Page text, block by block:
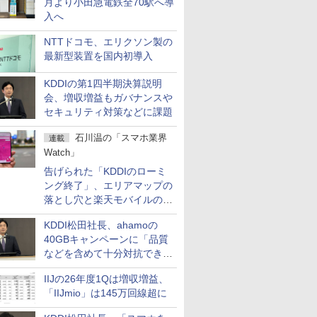
入へ
NTTドコモ、エリクソン製の
最新型装置を国内初導入
KDDIの第1四半期決算説明
会、増収増益もガバナンスや
セキュリティ対策などに課題
連載
石川温の「スマホ業界
Watch」
告げられた「KDDIのローミ
ング終了」、エリアマップの
落とし穴と楽天モバイルの課
題
KDDI松田社長、ahamoの
40GBキャンペーンに「品質
などを含めて十分対抗でき
る」
IIJの26年度1Qは増収増益、
「IIJmio」は145万回線超に